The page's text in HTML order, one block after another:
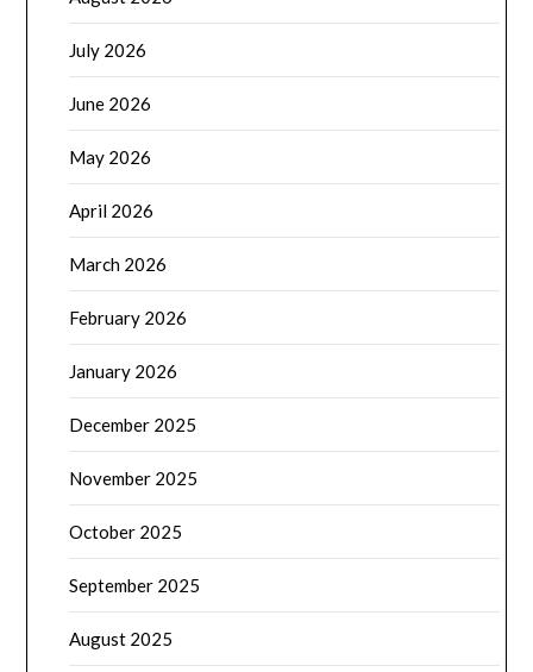
July 2026
June 2026
May 2026
April 2026
March 2026
February 2026
January 2026
December 2025
November 2025
October 2025
September 2025
August 2025